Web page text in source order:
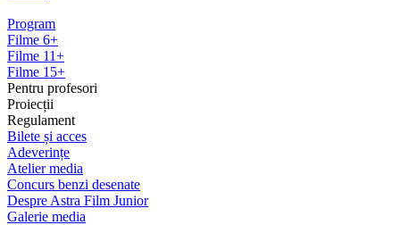
Program
Filme 6+
Filme 11+
Filme 15+
Pentru profesori
Proiecții
Regulament
Bilete și acces
Adeverințe
Atelier media
Concurs benzi desenate
Despre Astra Film Junior
Galerie media